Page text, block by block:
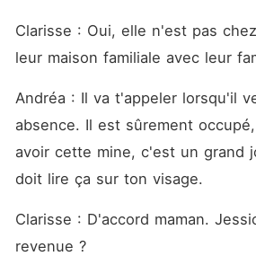
Clarisse : Oui, elle n'est pas
leur maison familiale avec leur
Andréa : Il va t'appeler lorsqu'il
absence. Il est sûrement
avoir cette mine, c'est un grand
doit lire ça sur ton visage.
Clarisse : D'accord maman.
revenue ?